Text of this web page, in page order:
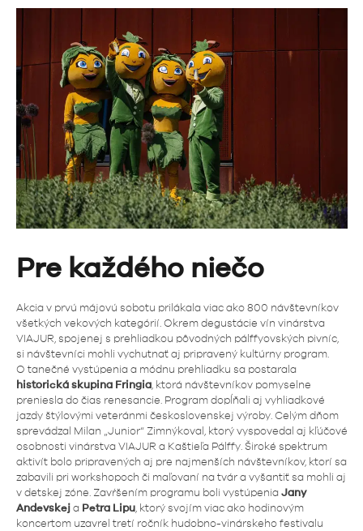
Pre každého niečo
Akcia v prvú májovú sobotu prilákala viac ako 800 návštevníkov
všetkých vekových kategórií. Okrem degustácie vín vinárstva
VIAJUR, spojenej s prehliadkou pôvodných pálffyovských pivníc,
si návštevníci mohli vychutnať aj pripravený kultúrny program.
O tanečné vystúpenia a módnu prehliadku sa postarala
historická skupina Fringia, ktorá návštevníkov pomyselne
preniesla do čias renesancie. Program dopĺňali aj vyhliadkové
jazdy štýlovými veteránmi československej výroby. Celým dňom
sprevádzal Milan „Junior“ Zimnýkoval, ktorý vyspovedal aj kľúčové
osobnosti vinárstva VIAJUR a Kaštieľa Pálffy. Široké spektrum
aktivít bolo pripravených aj pre najmenších návštevníkov, ktorí sa
zabavili pri workshopoch či maľovaní na tvár a vyšantiť sa mohli aj
v detskej zóne. Zavŕšením programu boli vystúpenia Jany
Andevskej a Petra Lipu, ktorý svojím viac ako hodinovým
koncertom uzavrel tretí ročník hudobno-vinárskeho festivalu